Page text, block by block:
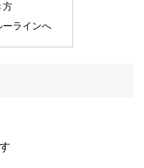
方
ーラインへ